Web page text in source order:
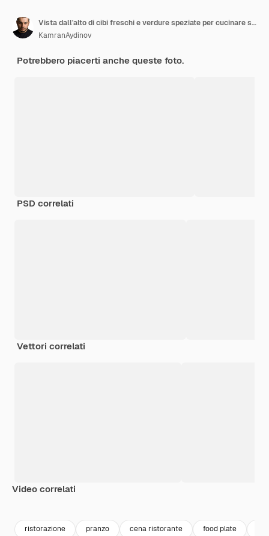
Vista dall'alto di cibi freschi e verdure speziate per cucinare sul tavolo bianco
KamranAydinov
Potrebbero piacerti anche queste foto.
PSD correlati
Vettori correlati
Video correlati
ristorazione pranzo cena ristorante food plate